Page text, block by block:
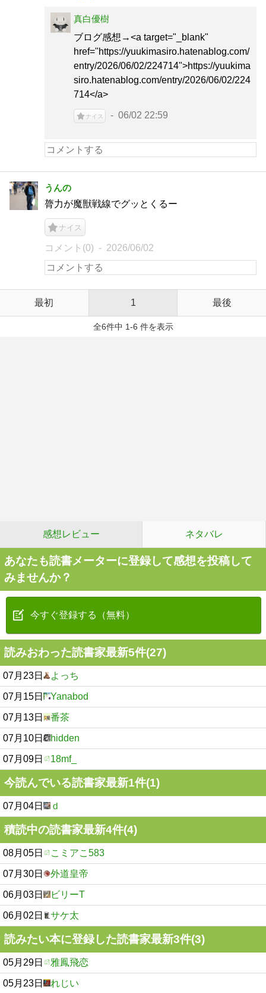
真白優樹
ブログ感想→<a target="_blank"
href="https://yuukimasiro.hatenablog.com/
entry/2026/06/02/224714">https://yuukima
siro.hatenablog.com/entry/2026/06/02/224
714</a>
ナイス 06/02 22:59
うんの
膂力が魔獣戦線でグッとくるー
ナイス
コメント(0) 2026/06/02
最初 1 最後
全6件中 1-6 件を表示
感想レビュー ネタバレ
あなたも読書メーターに登録して感想を投稿して
みませんか？
今すぐ登録する（無料）
読みおわった読書家最新5件(27)
07月23日 よっち
07月15日 Yanabod
07月13日 番茶
07月10日 hidden
07月09日 18mf_
今読んでいる読書家最新1件(1)
07月04日 ｄ
積読中の読書家最新4件(4)
08月05日 こミアこ583
07月30日 外道皇帝
06月03日 ビリーT
06月02日 サケ太
読みたい本に登録した読書家最新3件(3)
05月29日 雅鳳飛恋
05月23日 れじい